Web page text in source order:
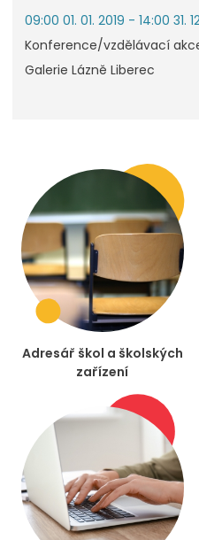
09:00 01. 01. 2019 - 14:00 31.
Konference/vzdělávací
Galerie Lázně Liberec
Adresář škol a školských
zařízení